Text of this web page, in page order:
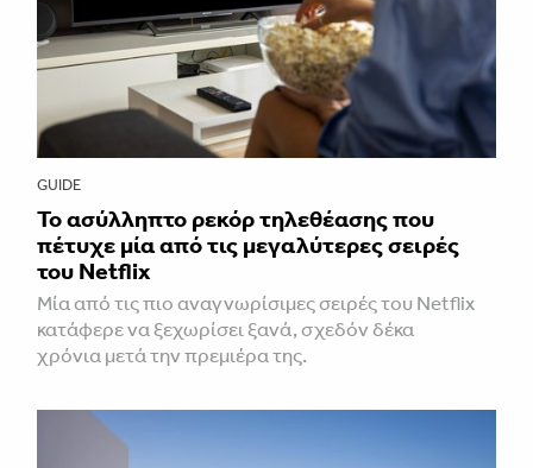
GUIDE
Το ασύλληπτο ρεκόρ τηλεθέασης που
πέτυχε μία από τις μεγαλύτερες σειρές
του Netflix
Μία από τις πιο αναγνωρίσιμες σειρές του Netflix
κατάφερε να ξεχωρίσει ξανά, σχεδόν δέκα
χρόνια μετά την πρεμιέρα της.